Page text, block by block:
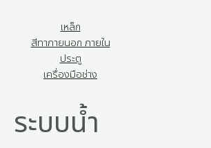
เหล็ก
สีทาภายนอก ภายใน
ประตู
เครื่องมือช่าง
ระบบน้ำ